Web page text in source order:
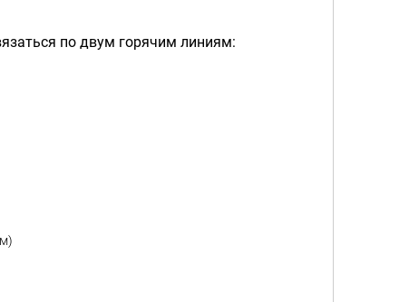
по двум горячим линиям: